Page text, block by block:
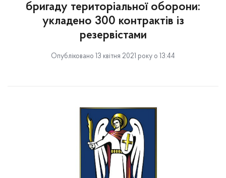
бригаду територіальної оборони:
укладено 300 контрактів із
резервістами
Опубліковано 13 квітня 2021 року о 13:44